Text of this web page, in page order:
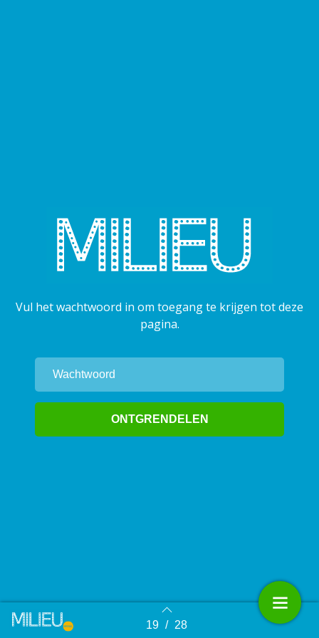
Terug naar overzicht 19 / 28
Vul het wachtwoord in om toegang te krijgen tot deze
pagina.